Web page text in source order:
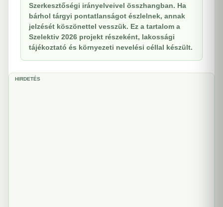
Szerkesztőségi irányelveivel összhangban. Ha
bárhol tárgyi pontatlanságot észlelnek, annak
jelzését köszönettel vesszük. Ez a tartalom a
Szelektiv 2026 projekt részeként, lakossági
tájékoztató és környezeti nevelési céllal készült.
HIRDETÉS